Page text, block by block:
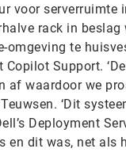
voor serverruimte
rack in beslag
omgeving te
Support.
af waardoor we
‘Dit
Deployment
en dit was, net als